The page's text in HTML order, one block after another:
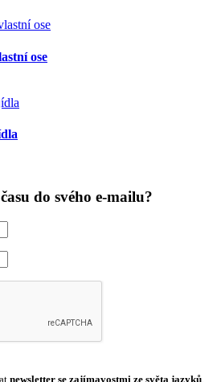
ose
do svého e-mailu?
newsletter se zajímavostmi ze světa jazyků